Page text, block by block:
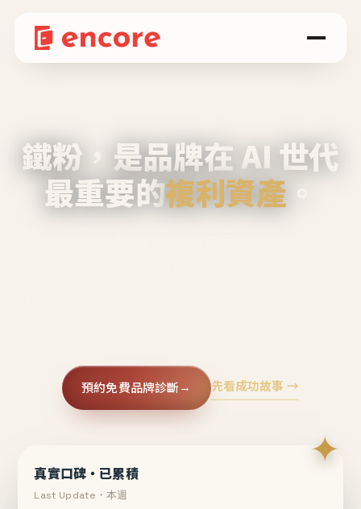
鐵粉，是品牌在 AI 世代
最重要的複利資產 。
預約免費品牌診斷→ 先看成功故事 →
✦
真實口碑・已累積
Last Update・本週